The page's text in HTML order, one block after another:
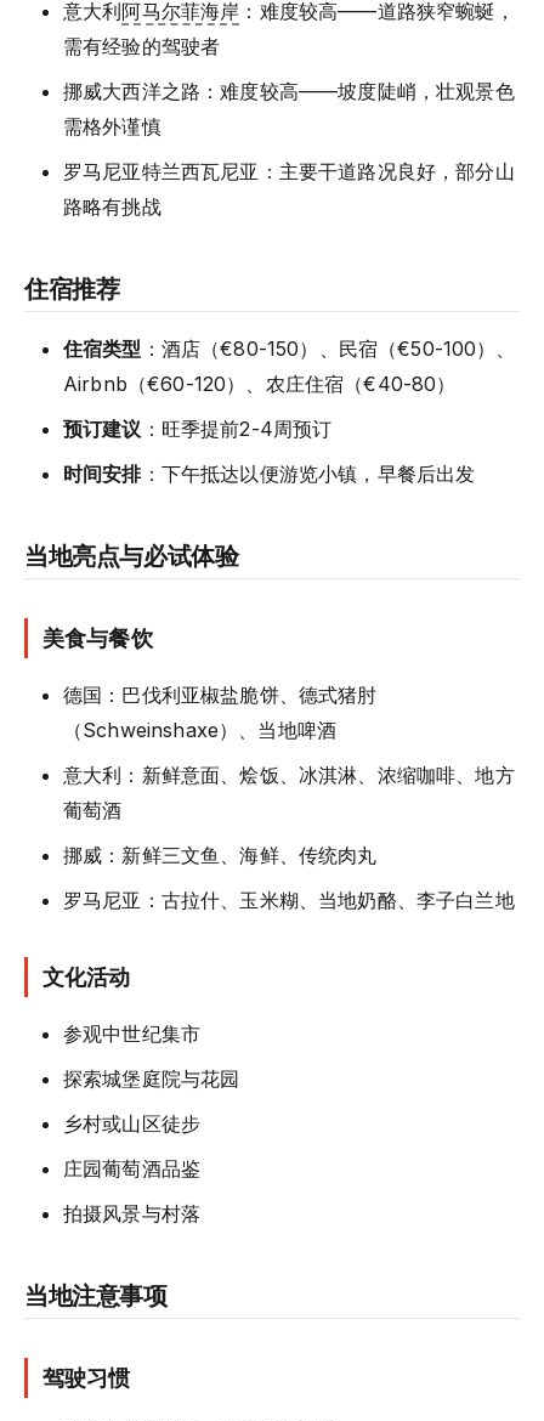
意大利阿马尔菲海岸 ：难度较高——道路狭窄蜿蜒，
需有经验的驾驶者
挪威大西洋之路：难度较高——坡度陡峭，壮观景色
需格外谨慎
罗马尼亚特兰西瓦尼亚：主要干道路况良好，部分山
路略有挑战
住宿推荐
住宿类型 ：酒店（€80-150）、民宿（€50-100）、
Airbnb（€60-120）、农庄住宿（€40-80）
预订建议 ：旺季提前2-4周预订
时间安排：下午抵达以便游览小镇，早餐后出发
当地亮点与必试体验
美食与餐饮
德国：巴伐利亚椒盐脆饼、德式猪肘
（Schweinshaxe）、当地啤酒
意大利：新鲜意面、烩饭、冰淇淋、浓缩咖啡、地方
葡萄酒
挪威：新鲜三文鱼、海鲜、传统肉丸
罗马尼亚：古拉什、玉米糊、当地奶酪、李子白兰地
文化活动
参观中世纪集市
探索城堡庭院与花园
乡村或山区徒步
庄园葡萄酒品鉴
拍摄风景与村落
当地注意事项
驾驶习惯